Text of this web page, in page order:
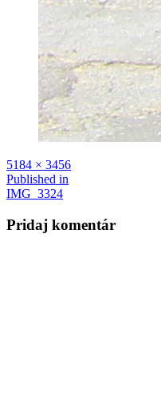
Full
size
5184 × 3456
Navigácia
v
článku
Published in
IMG_3324
Pridaj komentár